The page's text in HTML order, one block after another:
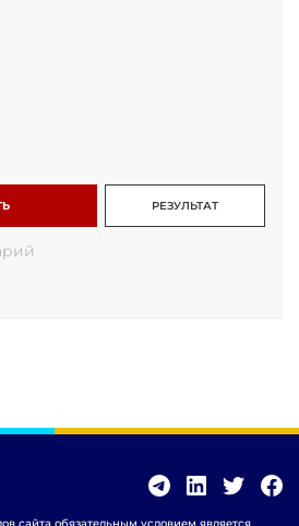
РЕЗУЛЬТАТ
сайта обязательным условием является